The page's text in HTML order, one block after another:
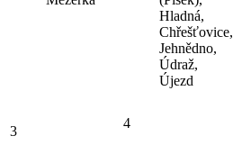
Hladná,
Chřešťovice,
Jehnědno,
Údraž,
Újezd
3
4